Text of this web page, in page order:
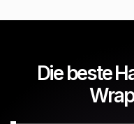
Die beste